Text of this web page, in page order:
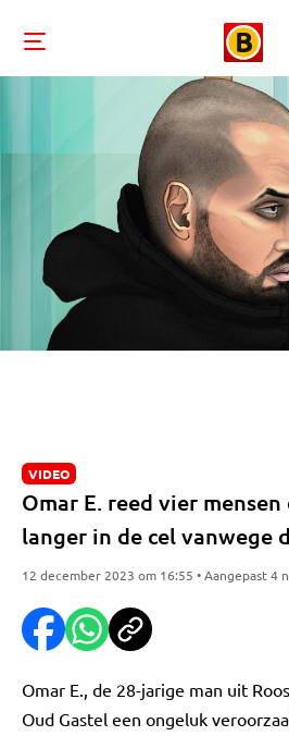
VIDEO
Omar E. reed vier
langer in de cel vanwege
12 december 2023 om 16:55 • Aangepast 4
Omar E., de 28-jarige man uit
Oud Gastel een ongeluk